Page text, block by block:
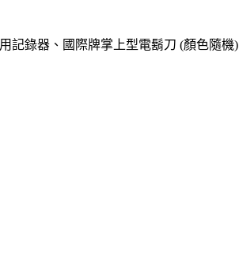
記錄器、國際牌掌上型電鬍刀 (顏色隨機)